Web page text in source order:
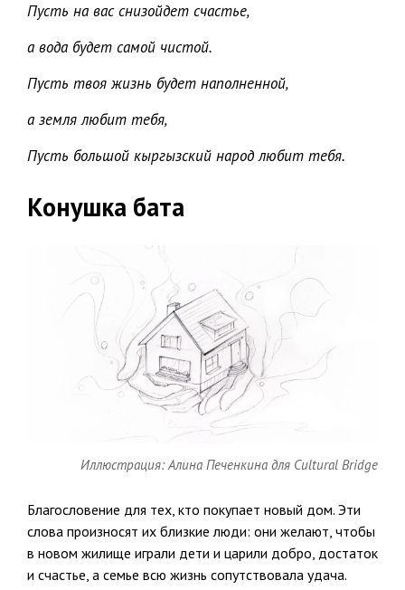
Пусть на вас снизойдет счастье,
а вода будет самой чистой.
Пусть твоя жизнь будет наполненной,
а земля любит тебя,
Пусть большой кыргызский народ любит тебя.
Конушка бата
Иллюстрация: Алина Печенкина для Cultural Bridge
Благословение для тех, кто покупает новый дом. Эти
слова произносят их близкие люди: они желают, чтобы
в новом жилище играли дети и царили добро, достаток
и счастье, а семье всю жизнь сопутствовала удача.